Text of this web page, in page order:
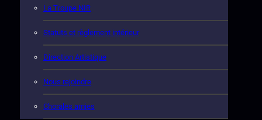
La Troupe NIR
Statuts et règlement intérieur
Direction Artistique
Nous rejoindre
Chorales amies